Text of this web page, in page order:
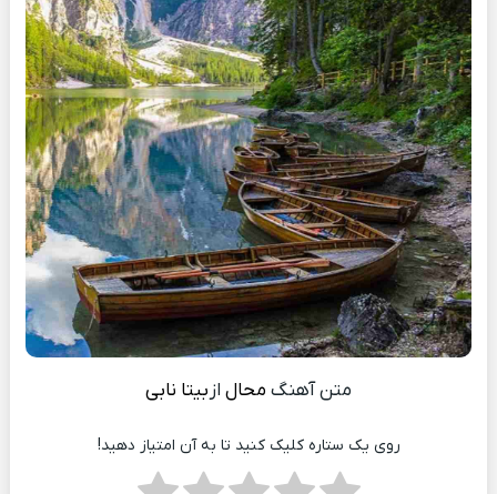
متن آهنگ محال از بیتا نابی
روی یک ستاره کلیک کنید تا به آن امتیاز دهید!